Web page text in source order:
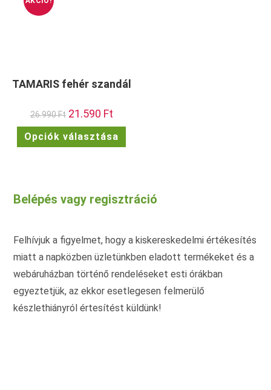
TAMARIS fehér szandál
26.990Ft Original
price
was:
26.990 Ft.
21.590 FtCurrent
price
is:
21.590 Ft.
Opciók választása
terméknek
a
termékoldalon
Belépés vagy regisztráció
Felhívjuk a figyelmet, hogy a kiskereskedelmi értékesítés
miatt a napközben üzletünkben eladott termékeket és a
webáruházban történő rendeléseket esti órákban
egyeztetjük, az ekkor esetlegesen felmerülő
készlethiányról értesítést küldünk!